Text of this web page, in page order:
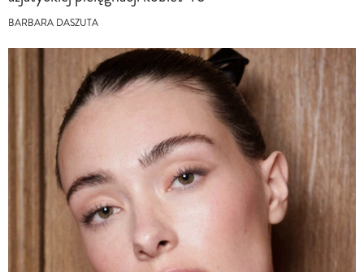
BARBARA DASZUTA